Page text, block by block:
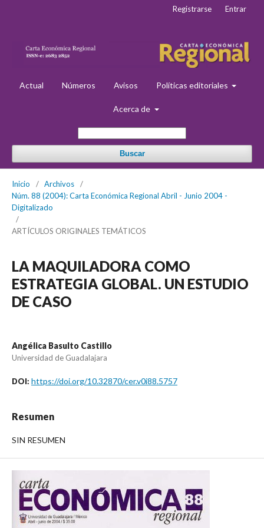
Actual Números Avisos Políticas editoriales
Acerca de
Buscar
Registrarse Entrar
Inicio / Archivos
/
Núm. 88 (2004): Carta Económica Regional Abril - Junio 2004 -
Digitalizado
/
ARTÍCULOS ORIGINALES TEMÁTICOS
LA MAQUILADORA COMO
ESTRATEGIA GLOBAL. UN ESTUDIO
DE CASO
Angélica Basulto Castillo
Universidad de Guadalajara
DOI: https://doi.org/10.32870/cer.v0i88.5757
Resumen
SIN RESUMEN